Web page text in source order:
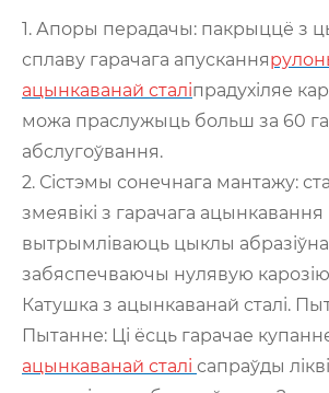
1. Апоры перадачы: пакрыццё з
сплаву гарачага апускання
ацынкаванай сталіпрадухіляе
можа праслужыць больш за 60
абслугоўвання.
2. Сістэмы сонечнага мантажу:
змеявікі з гарачага ацынкавання
вытрымліваюць цыклы
забяспечваючы нулявую
Катушка з ацынкаванай сталі.
Пытанне: Ці ёсць гарачае
ацынкаванай сталі сапраўды